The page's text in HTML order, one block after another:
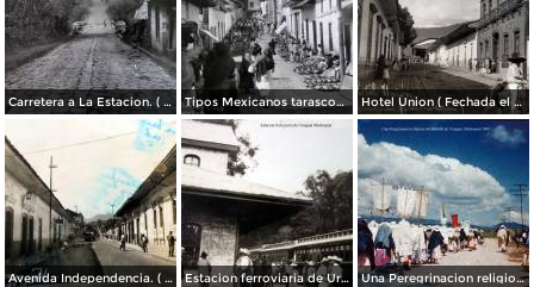
Carretera a La Estacion. ( Circulada el 26 de Junio de 1932 ). Tipos Mexicanos tarascos en dia de mercado.. Hotel Union ( Fechada el 18 de Junio de 1916 ).
Avenida Independencia. ( Circulada el 21 de Julio de 1955 ). Estacion ferroviaria de Uruapan Michoacán ( Circulada el 24 de Mayo de 1930 ). Una Peregrinacion religiosa alrededores de Uruapan, Michoacán 1960